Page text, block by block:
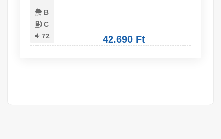
B
C
72
42.690 Ft